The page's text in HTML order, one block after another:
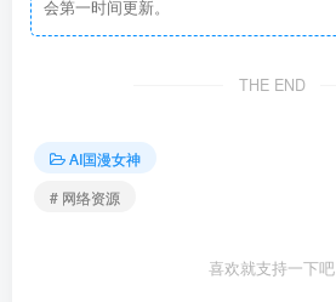
会第一时间更新。
THE END
AI国漫女神
# 网络资源
喜欢就支持一下吧